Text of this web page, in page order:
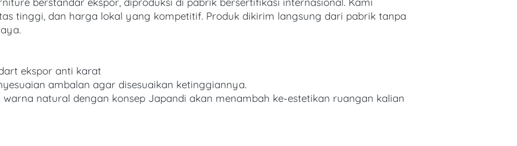
tinggi, dan harga lokal yang kompetitif. Produk dikirim langsung dari pabrik tanpa
ekspor anti karat
ambalan agar disesuaikan ketinggiannya.
warna natural dengan konsep Japandi akan menambah ke-estetikan ruangan kalian